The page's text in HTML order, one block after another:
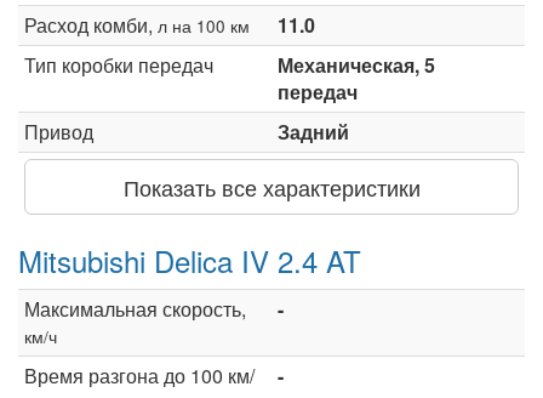
Расход комби, л на 100 км
11.0
Тип коробки передач
Механическая, 5
передач
Привод
Задний
Показать все характеристики
Mitsubishi Delica IV 2.4 AT
Максимальная скорость,
км/ч
-
Время разгона до 100 км/
-